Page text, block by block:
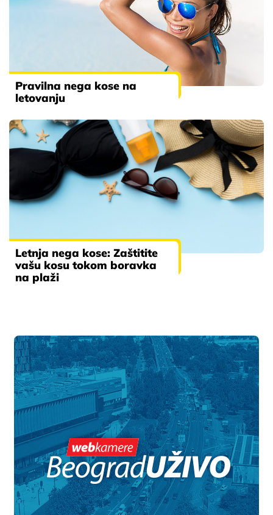
Pravilna nega kose na
letovanju
Letnja nega kose: Zaštitite
vašu kosu tokom boravka
na plaži